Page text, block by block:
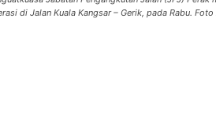
di Jalan Kuala Kangsar – Gerik, pada Rabu.